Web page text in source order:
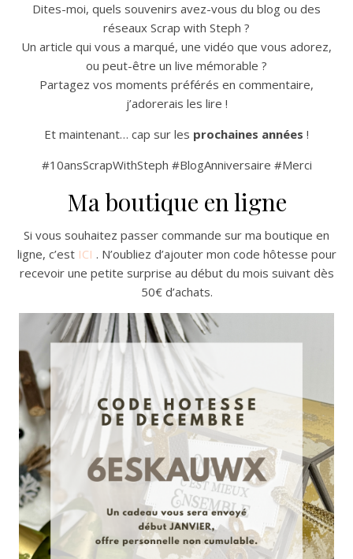
Dites-moi, quels souvenirs avez-vous du blog ou des
réseaux Scrap with Steph ?
Un article qui vous a marqué, une vidéo que vous adorez,
ou peut-être un live mémorable ?
Partagez vos moments préférés en commentaire,
j’adorerais les lire !
Et maintenant… cap sur les prochaines années !
#10ansScrapWithSteph #BlogAnniversaire #Merci
Ma boutique en ligne
Si vous souhaitez passer commande sur ma boutique en
ligne, c’est ICI . N’oubliez d’ajouter mon code hôtesse pour
recevoir une petite surprise au début du mois suivant dès
50€ d’achats.